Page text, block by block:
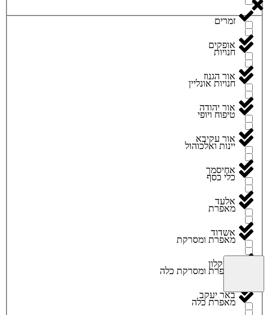
זמרים
חנויות
חנויות אונליין
טיפוח ויופי
יינות ואלכוהול
כלי כסף
מאפרת
מאפרת ומסרקת
מאפרת ומסרקת כלה
מאפרת כלה
אופקים
אור הגנוז
אור יהודה
אור עקיבא
אחיסמך
אלעד
אשדוד
אשקלון
באר יעקב